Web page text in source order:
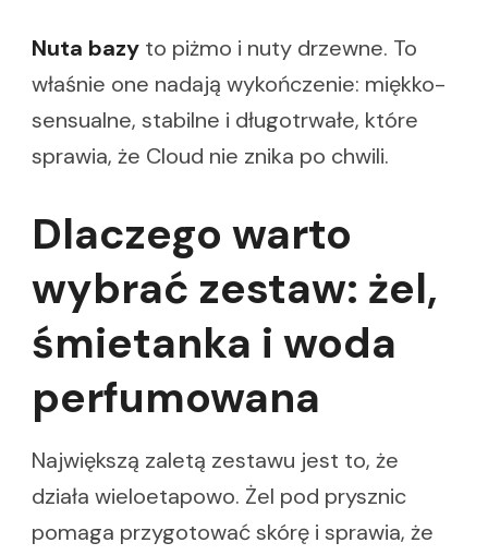
Nuta bazy to piżmo i nuty drzewne. To
właśnie one nadają wykończenie: miękko-
sensualne, stabilne i długotrwałe, które
sprawia, że Cloud nie znika po chwili.
Dlaczego warto
wybrać zestaw: żel,
śmietanka i woda
perfumowana
Największą zaletą zestawu jest to, że
działa wieloetapowo. Żel pod prysznic
pomaga przygotować skórę i sprawia, że